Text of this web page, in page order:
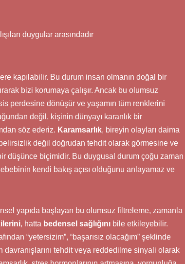
kapılabilir. Bu durum insan olmanın doğal bir
bizi korumaya çalışır. Ancak bu olumsuz
perdesine dönüşür ve yaşamın tüm renklerini
değil, kişinin dünyayı karanlık bir
söz ederiz. Karamsarlık, bireyin olayları daima
değil doğrudan tehdit olarak görmesine ve
düşünce biçimidir. Bu duygusal durum çoğu zaman
kendi bakış açısı olduğunu anlayamaz ve
yapıda başlayan bu olumsuz filtreleme, zamanla
, hatta bedensel sağlığınıbile etkileyebilir.
“yetersizim”, “başarısız olacağım” şeklinde
tehdit veya reddedilme sinyali olarak